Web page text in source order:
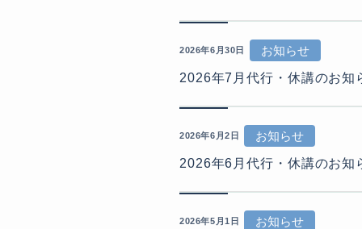
2026年6月30日
お知らせ
2026年7月代行・休講のお知
2026年6月2日
お知らせ
2026年6月代行・休講のお知
2026年5月1日
お知らせ